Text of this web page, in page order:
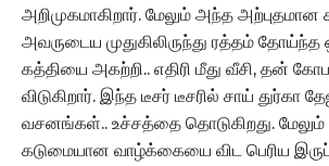
அறிமுகமாகிறார். மேலும் அந்த அற்புதமான
அவருடைய முதுகிலிருந்து ரத்தம் தோய்ந்த
கத்தியை அகற்றி.. எதிரி மீது வீசி, தன்
விடுகிறார். இந்த டீசர் டீசரில் சாய் துர்கா
வசனங்கள்.. உச்சத்தை தொடுகிறது. மேலும்
கடுமையான வாழ்க்கையை விட பெரிய